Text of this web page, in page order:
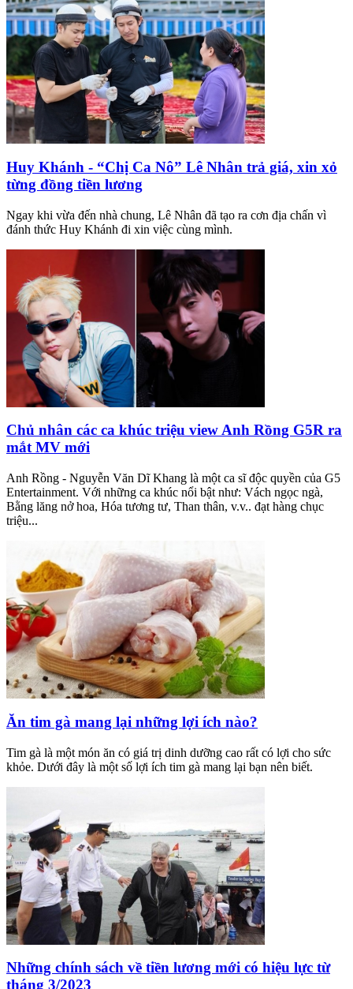
Huy Khánh - “Chị Ca Nô” Lê Nhân trả giá, xin xỏ
từng đồng tiền lương
Ngay khi vừa đến nhà chung, Lê Nhân đã tạo ra cơn địa chấn vì
đánh thức Huy Khánh đi xin việc cùng mình.
Chủ nhân các ca khúc triệu view Anh Rồng G5R ra
mắt MV mới
Anh Rồng - Nguyễn Văn Dĩ Khang là một ca sĩ độc quyền của G5
Entertainment. Với những ca khúc nổi bật như: Vách ngọc ngà,
Bằng lăng nở hoa, Hóa tương tư, Than thân, v.v.. đạt hàng chục
triệu...
Ăn tim gà mang lại những lợi ích nào?
Tim gà là một món ăn có giá trị dinh dưỡng cao rất có lợi cho sức
khỏe. Dưới đây là một số lợi ích tim gà mang lại bạn nên biết.
Những chính sách về tiền lương mới có hiệu lực từ
tháng 3/2023